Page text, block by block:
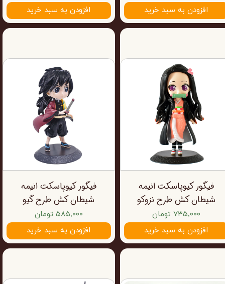
افزودن به سبد خرید
افزودن به سبد خرید
فیگور کیوپاسکت انیمه
شیطان کش طرح نزوکو
۷۳۵,۰۰۰ تومان
افزودن به سبد خرید
فیگور کیوپاسکت انیمه
شیطان کش طرح گیو
۵۸۵,۰۰۰ تومان
افزودن به سبد خرید